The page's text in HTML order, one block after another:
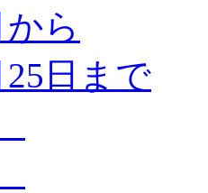
ら
25日まで